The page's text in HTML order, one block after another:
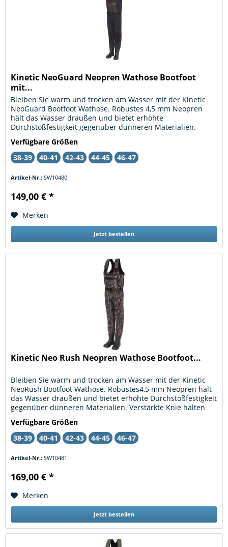
Kinetic NeoGuard Neopren Wathose Bootfoot
mit...
Bleiben Sie warm und trocken am Wasser mit der Kinetic
NeoGuard Bootfoot Wathose. Robustes 4,5 mm Neopren
hält das Wasser draußen und bietet erhöhte
Durchstoßfestigkeit gegenüber dünneren Materialien.
Verfügbare Größen
38-39
40-41 42-43 44-45 46-47
Artikel-Nr.: SW10480
149,00 € *
Merken
Jetzt bestellen
Kinetic Neo Rush Neopren Wathose Bootfoot...
Bleiben Sie warm und trocken am Wasser mit der Kinetic
NeoRush Bootfoot Wathose. Robustes4,5 mm Neopren hält
das Wasser draußen und bietet erhöhte Durchstoßfestigkeit
gegenüber dünneren Materialien. Verstärkte Knie halten
Verfügbare Größen
38-39
40-41 42-43 44-45 46-47
Artikel-Nr.: SW10481
169,00 € *
Merken
Jetzt bestellen